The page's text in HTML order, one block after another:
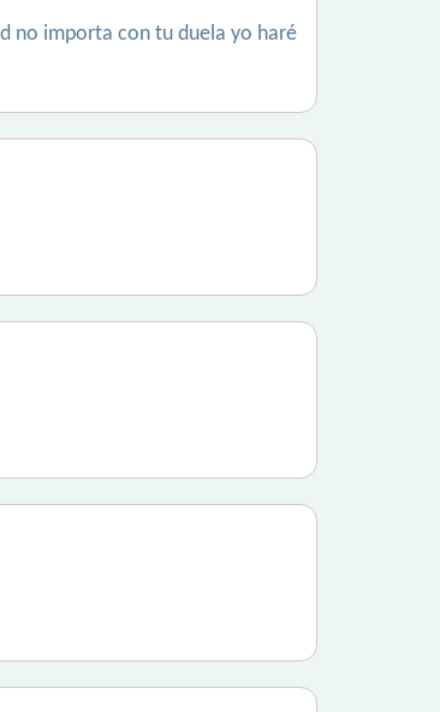
no importa con tu duela yo haré